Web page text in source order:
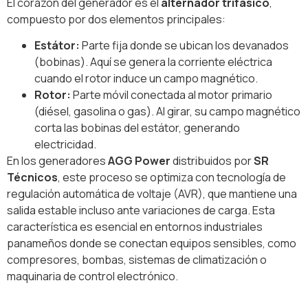
compuesto por dos elementos principales:
Estátor: Parte fija donde se ubican los devanados
(bobinas). Aquí se genera la corriente eléctrica
cuando el rotor induce un campo magnético.
Rotor: Parte móvil conectada al motor primario
(diésel, gasolina o gas). Al girar, su campo magnético
corta las bobinas del estátor, generando
electricidad.
En los generadoresAGG Powerdistribuidos porSR
Técnicos, este proceso se optimiza con tecnología de
regulación automática de voltaje (AVR), que mantiene una
salida estable incluso ante variaciones de carga. Esta
característica es esencial en entornos industriales
panameños donde se conectan equipos sensibles, como
compresores, bombas, sistemas de climatización o
maquinaria de control electrónico.